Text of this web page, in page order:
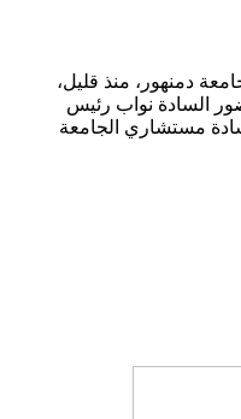
دمنهور، منذ قليل،
السادة نواب رئيس
مستشاري الجامعة